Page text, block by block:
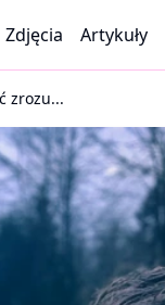
Zdjęcia Artykuły
zrozu...